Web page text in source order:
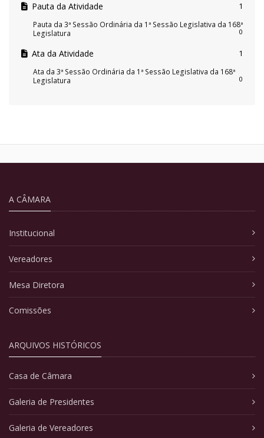
Pauta da Atividade 1
Pauta da 3ª Sessão Ordinária da 1ª Sessão Legislativa da 168ª
Legislatura
0
Ata da Atividade 1
Ata da 3ª Sessão Ordinária da 1ª Sessão Legislativa da 168ª
Legislatura
0
A CÂMARA
Institucional
Vereadores
Mesa Diretora
Comissões
ARQUIVOS HISTÓRICOS
Casa de Câmara
Galeria de Presidentes
Galeria de Vereadores